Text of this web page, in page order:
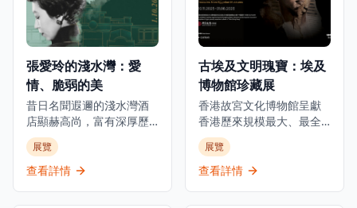
張愛玲的淺水灣：愛
情、脆弱的美
昔日名聞遐邇的淺水灣酒
店顯赫高尚，富有深厚歷
史底蘊，是世界各地名人
雅士匯聚之地。今年正值
張愛玲逝世三十週年之
展覽
查看詳情
古埃及文明瑰寶：埃及
博物館珍藏展
香港故宮文化博物館呈獻
香港歷來規模最大、最全
面及展期最長的古埃及珍
寶展覽。這個里程碑式的
展覽與埃及最高文物委員
展覽
查看詳情